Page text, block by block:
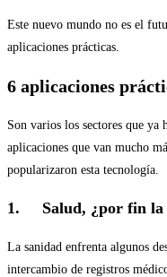
Este nuevo mundo no es el
aplicaciones prácticas.
6 aplicaciones
Son varios los sectores que ya
aplicaciones que van mucho
popularizaron esta tecnología.
1. Salud, ¿por fin la
La sanidad enfrenta algunos
intercambio de registros